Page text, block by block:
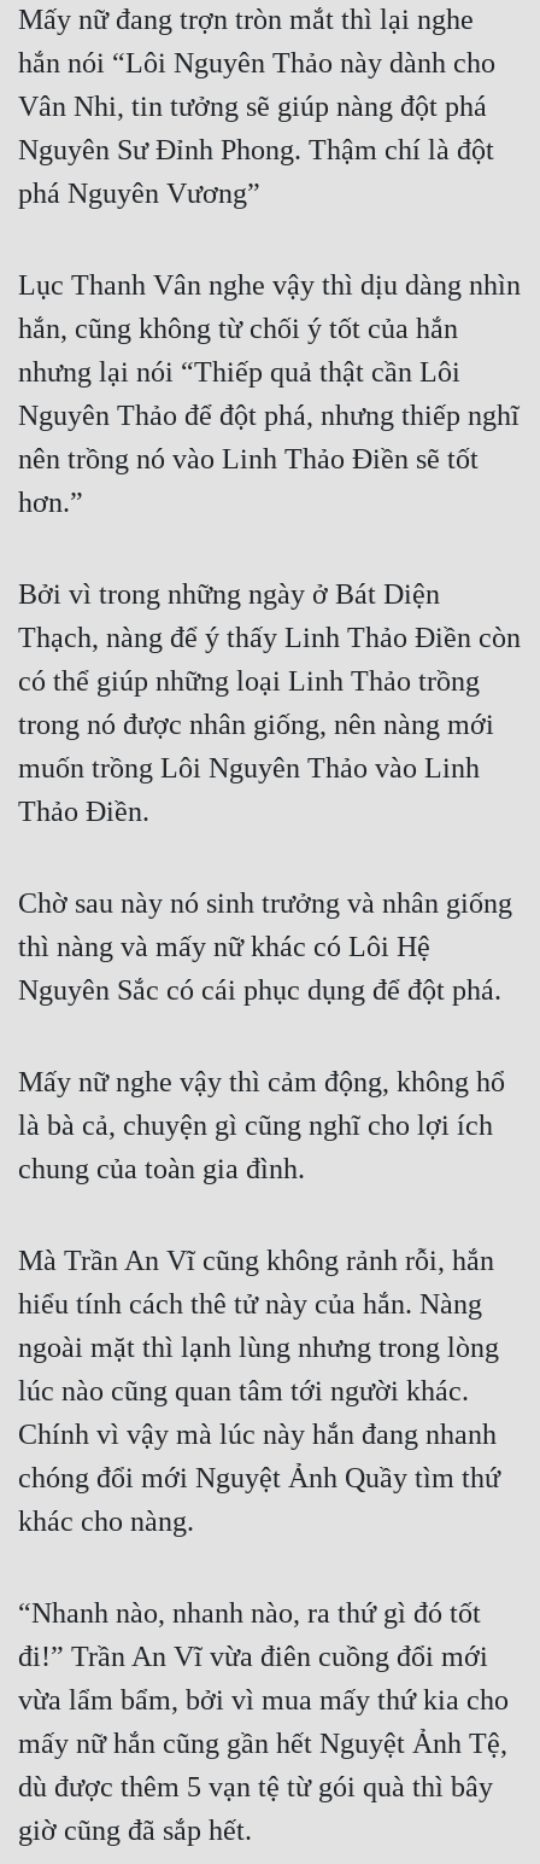
Mấy nữ đang trợn tròn mắt thì lại nghe
hắn nói “Lôi Nguyên Thảo này dành cho
Vân Nhi, tin tưởng sẽ giúp nàng đột phá
Nguyên Sư Đỉnh Phong. Thậm chí là đột
phá Nguyên Vương”
Lục Thanh Vân nghe vậy thì dịu dàng nhìn
hắn, cũng không từ chối ý tốt của hắn
nhưng lại nói “Thiếp quả thật cần Lôi
Nguyên Thảo để đột phá, nhưng thiếp nghĩ
nên trồng nó vào Linh Thảo Điền sẽ tốt
hơn.”
Bởi vì trong những ngày ở Bát Diện
Thạch, nàng để ý thấy Linh Thảo Điền còn
có thể giúp những loại Linh Thảo trồng
trong nó được nhân giống, nên nàng mới
muốn trồng Lôi Nguyên Thảo vào Linh
Thảo Điền.
Chờ sau này nó sinh trưởng và nhân giống
thì nàng và mấy nữ khác có Lôi Hệ
Nguyên Sắc có cái phục dụng để đột phá.
Mấy nữ nghe vậy thì cảm động, không hổ
là bà cả, chuyện gì cũng nghĩ cho lợi ích
chung của toàn gia đình.
Mà Trần An Vĩ cũng không rảnh rỗi, hắn
hiểu tính cách thê tử này của hắn. Nàng
ngoài mặt thì lạnh lùng nhưng trong lòng
lúc nào cũng quan tâm tới người khác.
Chính vì vậy mà lúc này hắn đang nhanh
chóng đổi mới Nguyệt Ảnh Quầy tìm thứ
khác cho nàng.
“Nhanh nào, nhanh nào, ra thứ gì đó tốt
đi!” Trần An Vĩ vừa điên cuồng đổi mới
vừa lẩm bẩm, bởi vì mua mấy thứ kia cho
mấy nữ hắn cũng gần hết Nguyệt Ảnh Tệ,
dù được thêm 5 vạn tệ từ gói quà thì bây
giờ cũng đã sắp hết.